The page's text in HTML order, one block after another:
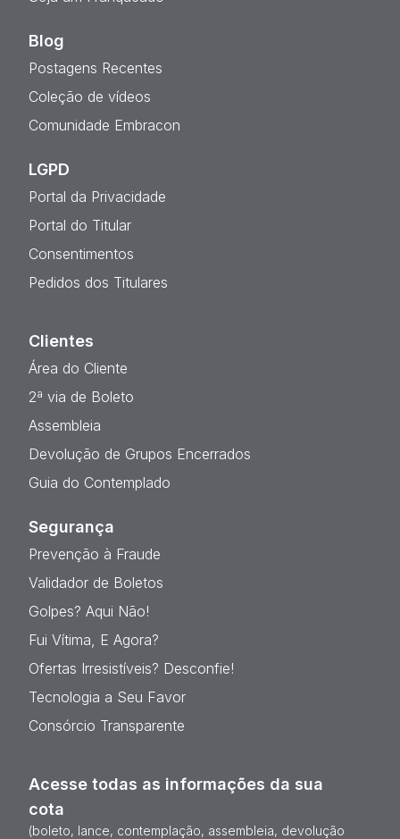
Blog
Postagens Recentes
Coleção de vídeos
Comunidade Embracon
LGPD
Portal da Privacidade
Portal do Titular
Consentimentos
Pedidos dos Titulares
Clientes
Área do Cliente
2ª via de Boleto
Assembleia
Devolução de Grupos Encerrados
Guia do Contemplado
Segurança
Prevenção à Fraude
Validador de Boletos
Golpes? Aqui Não!
Fui Vítima, E Agora?
Ofertas Irresistíveis? Desconfie!
Tecnologia a Seu Favor
Consórcio Transparente
Acesse todas as informações da sua
cota
(boleto, lance, contemplação, assembleia, devolução